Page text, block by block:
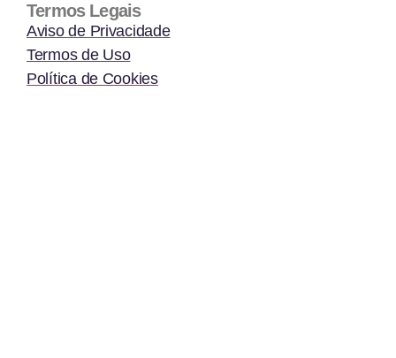
Termos Legais
Aviso de Privacidade
Termos de Uso
Política de Cookies